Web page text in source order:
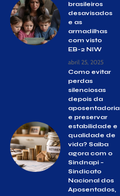
brasileiros
desavisados
e as
armadilhas
com visto
EB-2 NIW
abril 25, 2025
Como evitar
perdas
silenciosas
depois da
aposentadoria
e preservar
estabilidade e
qualidade de
vida? Saiba
agora com o
Sindnapi –
Sindicato
Nacional dos
Aposentados,